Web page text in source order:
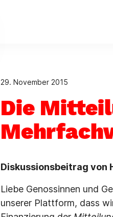
29. November 2015
Die
Diskussionsbeitrag von
Liebe Genossinnen und
unserer Plattform, dass